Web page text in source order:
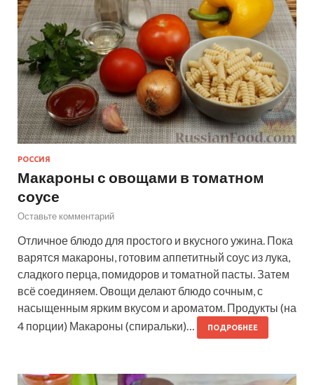
РОССИЯ
Макароны с овощами в томатном
соусе
Оставьте комментарий
Отличное блюдо для простого и вкусного ужина. Пока
варятся макароны, готовим аппетитный соус из лука,
сладкого перца, помидоров и томатной пасты. Затем
всё соединяем. Овощи делают блюдо сочным, с
насыщенным ярким вкусом и ароматом. Продукты (на
4 порции) Макароны (спиральки)…
ПОДРОБНЕЕ